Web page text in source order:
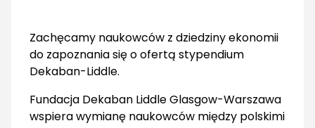
Zachęcamy naukowców z dziedziny ekonomii
do zapoznania się o ofertą stypendium
Dekaban-Liddle.
Fundacja Dekaban Liddle Glasgow-Warszawa
wspiera wymianę naukowców między polskimi